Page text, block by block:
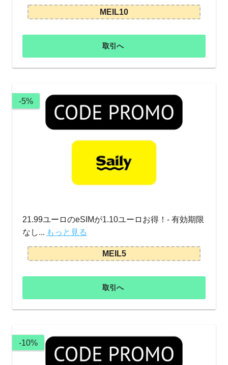
MEIL10
取引へ
-5%
21.99ユーロのeSIMが1.10ユーロお得！- 有効期限
なし... もっと見る
MEIL5
取引へ
-10%